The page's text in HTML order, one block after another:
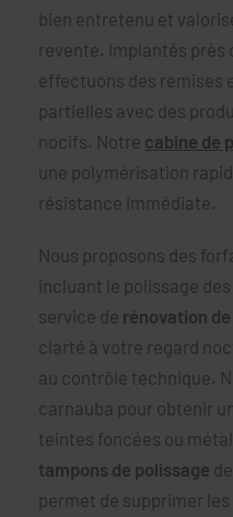
bien entretenu et
revente. Implantés près
effectuons des remises
partielles avec des
nocifs. Notre cabine de
une polymérisation
résistance immédiate.
Nous proposons des
incluant le polissage
service de rénovation
clarté à votre regard
au contrôle technique.
carnauba pour obtenir
teintes foncées ou
tampons de polissage
permet de supprimer